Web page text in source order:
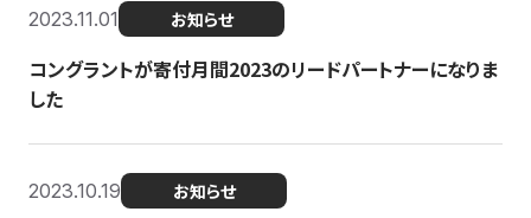
2023.11.01 お知らせ
コングラントが寄付月間2023のリードパートナーになりま
した
2023.10.19 お知らせ